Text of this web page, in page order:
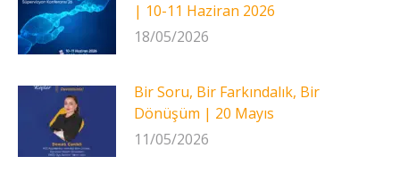
| 10-11 Haziran 2026
18/05/2026
Bir Soru, Bir Farkındalık, Bir
Dönüşüm | 20 Mayıs
11/05/2026